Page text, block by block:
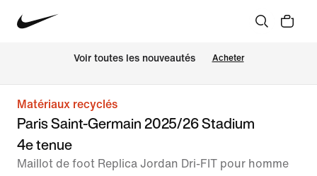
Voir toutes les nouveautés Acheter
Matériaux recyclés
Paris Saint-Germain 2025/26 Stadium
4e tenue
Maillot de foot Replica Jordan Dri-FIT pour homme